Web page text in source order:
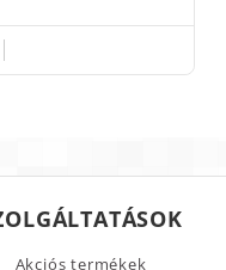
Akciós termékek